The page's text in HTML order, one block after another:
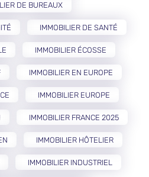
DE BUREAUX
IMMOBILIER DE SANTÉ
IMMOBILIER ÉCOSSE
IMMOBILIER EN EUROPE
IMMOBILIER EUROPE
IMMOBILIER FRANCE 2025
IMMOBILIER HÔTELIER
IMMOBILIER INDUSTRIEL